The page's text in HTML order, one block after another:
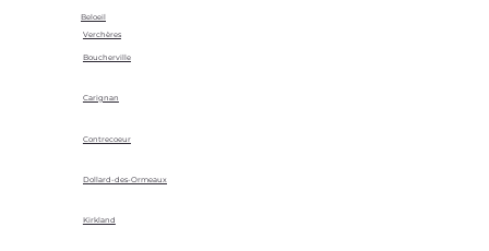
Verchères
Beloeil
Boucherville
Carignan
Contrecoeur
Dollard-des-Ormeaux
Kirkland